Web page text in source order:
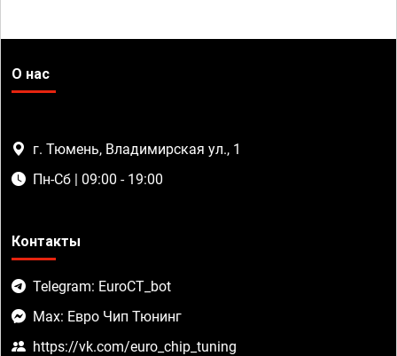
О нас
г. Тюмень, Владимирская ул., 1
Пн-Сб | 09:00 - 19:00
Контакты
Telegram: EuroCT_bot
Max: Евро Чип Тюнинг
https://vk.com/euro_chip_tuning